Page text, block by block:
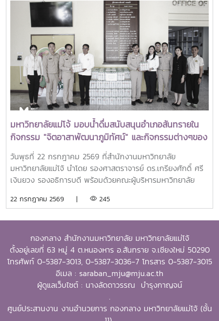
(SEARCA) นับเป็นรางวัลเกียรติยศระดับภูมิภาคที่มอบแก่ศิษย์
เก่าทุน SEARCA ผู้มีความสำเร็จโดดเด่นทางวิชาชีพ มีภาวะผู้นำ
และสร้างคุณูปการสำคัญต่อการพัฒนาการเกษตร ชนบท ชุมชน
และสังคมอย่างยั่งยืนรางวัล Outstanding SEARCA
Scholarship Alumni (OSSA) จัดตั้งขึ้นเพื่อเชิดชูเกียรติศิษย์
เก่าผู้ได้รับทุนการศึกษาระดับบัณฑิตศึกษาจาก SEARCA ซึ่งได้
นำองค์ความรู้ ประสบการณ์ และศักยภาพที่ได้รับจากการศึกษา
ไปสร้างคุณประโยชน์ต่อองค์กร ชุมชน ประเทศ และภูมิภาคเอเชีย
ตะวันออกเฉียงใต้ ตลอดจนเป็นแบบอย่างที่สะท้อนค่านิยมและ
ปรัชญาของ SEARCA ผ่านความสำเร็จในวิชาชีพ การบริการ
สาธารณะ และการอุทิศตนเพื่อส่วนรวมในปี 2026 การพิจารณา
รางวัลครอบคลุมผลงานสำคัญ 4 ด้าน ได้แก่ การสอน
(Teaching) การวิจัย (Research) การบริการสาธารณะและการ
พัฒนาชุมชน (Public Service and Community
Development) และธุรกิจการเกษตรและการเป็นผู้ประกอบการ
กับผลงานที่สามารถสร้างผลกระทบอย่างเป็นรูปธรรมต่อการ
จัดขึ้นในวาระเฉลิมฉลอง ครบรอบ 60 ปีของ SEARCA ซึ่งเป็น
องค์กรระดับภูมิภาคภายใต้ the Southeast Asian Ministers
of Education (SEAMEO) และมีบทบาทสำคัญในการพัฒนา
ศักยภาพบุคลากร ส่งเสริมการศึกษาและการวิจัย ตลอดจนสร้าง
เครือข่ายความร่วมมือเพื่อการพัฒนาการเกษตรและชนบทใน
DAAD–SEARCA สู่ผู้นำมหาวิทยาลัยด้านการเกษตรรอง
มหาวิทยาลัยแม่โจ้ มอบน้ำดื่มสนับสนุนอำเภอสันทรายใน
กิจกรรม "จิตอาสาพัฒนาภูมิทัศน์" และกิจกรรมต่างๆของ
อำเภอสันทราย
วันพุธที่ 22 กรกฎาคม 2569 ที่สำนักงานมหาวิทยาลัย
มหาวิทยาลัยแม่โจ้ นำโดย รองศาสตราจารย์ ดร.เกรียงศักดิ์ ศรี
เงินยวง รองอธิการบดี พร้อมด้วยคณะผู้บริหารมหาวิทยาลัย
จำนวน 100 แพ็ค เพื่อใช้ในกิจกรรม “จิตอาสาพัฒนาภูมิทัศน์
พระเจ้าอยู่หัว เนื่องในโอกาสวันเฉลิมพระชนมพรรษา 28
กรกฎาคม 2569 พร้อมทั้งสนับสนุนโครงการ “ชาวเชียงใหม่ปลูก
ป่า รักษ์โลก เพิ่มพื้นที่สีเขียวสู่ชุมชน” แก่ผู้เข้าร่วมกิจกรรมและ
ประชาชนที่มาใช้บริการ
22 กรกฎาคม 2569 | 245
กองกลาง สำนักงานมหาวิทยาลัย มหาวิทยาลัยแม่โจ้
ตั้งอยู่เลขที่ 63 หมู่ 4 ต.หนองหาร อ.สันทราย จ.เชียงใหม่ 50290
โทรศัพท์ 0-5387-3013, 0-5387-3036-7 โทรสาร 0-5387-3015
อีเมล : saraban_mju@mju.ac.th
ผู้ดูแลเว็บไซต์ : นางลัดดาวรรณ บำรุงกาญจน์
.
ศูนย์ประสานงาน งานอำนวยการ กองกลาง มหาวิทยาลัยแม่โจ้ (ชั้น